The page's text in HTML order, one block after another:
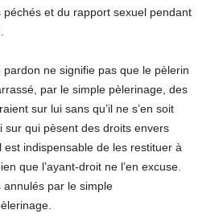
et du rapport sexuel pendant
pardon ne signifie pas que le pèlerin
par le simple pèlerinage, des
sur lui sans qu’il ne s’en soit
sur qui pèsent des droits envers
indispensable de les restituer à
que l’ayant-droit ne l’en excuse.
par le simple